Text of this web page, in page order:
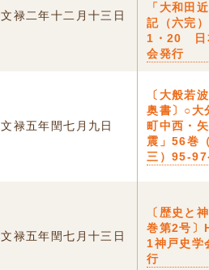
文禄二年十二月十三日
「大和田
記（六完
1・20 日
会発行
文禄五年閏七月九日
〔大般若
奥書〕○大
町中西・
震」56巻
三）95-97
文禄五年閏七月十三日
〔歴史と
巻第2号〕
1神戸史学
行